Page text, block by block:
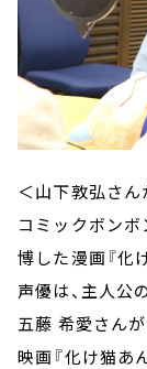
＜山下敦弘さ
コミックボン
博した漫画『化
声優は、主人公
五藤 希愛さんが
映画『化け猫あ